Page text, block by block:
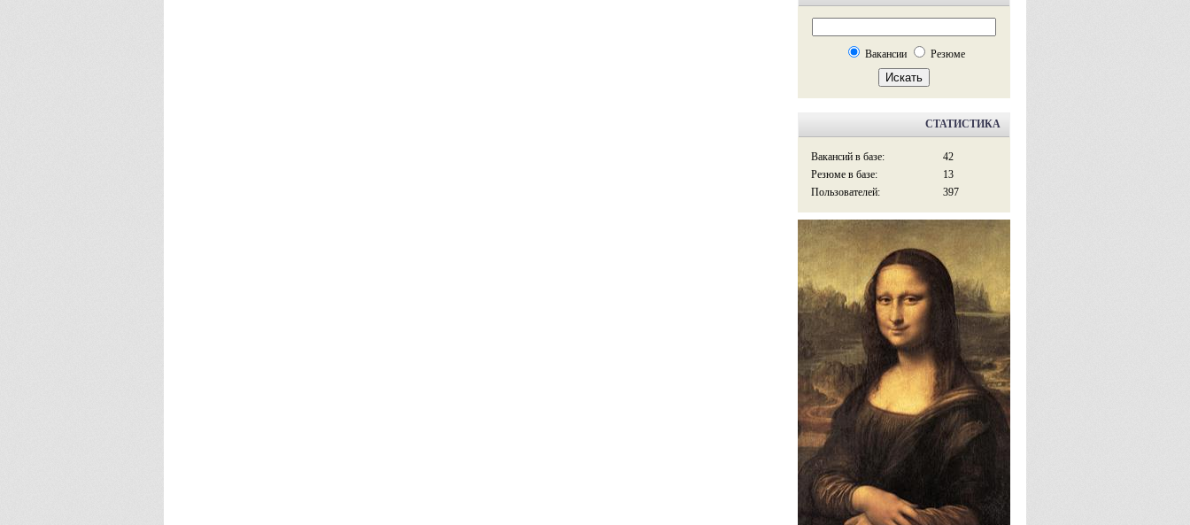
Вакансии Резюме
СТАТИСТИКА
Вакансий в базе:
42
Резюме в базе:
13
Пользователей:
397